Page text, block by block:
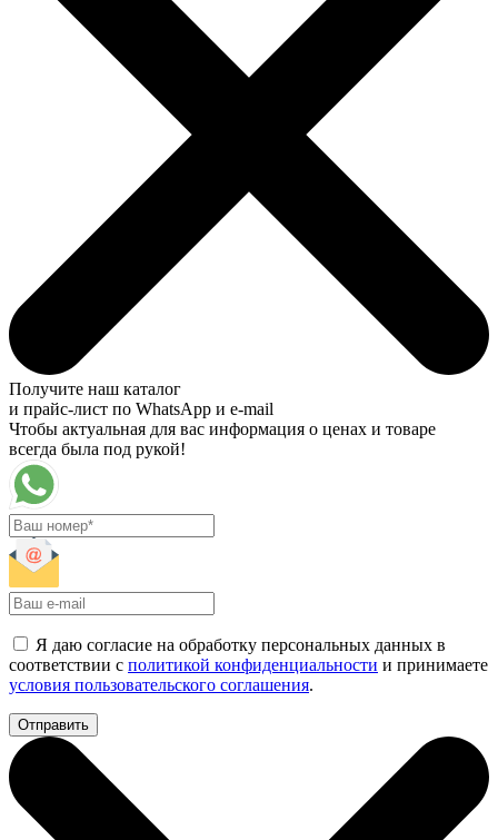
Получите наш каталог
и прайс-лист по WhatsApp и e-mail
Чтобы актуальная для вас информация о ценах и товаре
всегда была под рукой!
Я даю согласие на обработку персональных данных в
соответствии с политикой конфиденциальности и принимаете
условия пользовательского соглашения.